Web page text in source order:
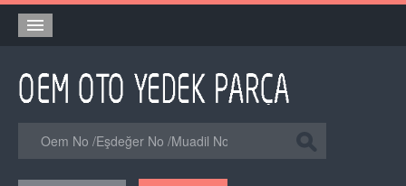
Orjinal Yedek Parça
Eşdeğer Muadil Yedek Parça